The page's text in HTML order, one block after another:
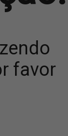
favor